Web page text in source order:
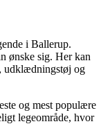
i Ballerup.
ønske sig. Her kan
udklædningstøj og
og mest populære
legeområde, hvor